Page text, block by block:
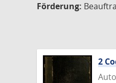
Förderung:
2